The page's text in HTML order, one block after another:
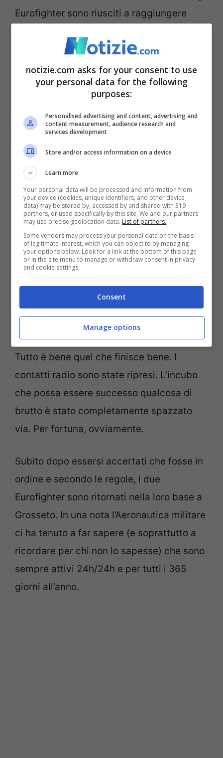
Eurofighter sono riusciti a raggiungere
identification (per chi non ne fosse a
conoscenza di una identità visiva) è stato
comunicato che non c’erano condizioni di
emergenza e nemmeno minacce per la
sicurezza.
Aereo disperso, arrivano
buone notizie
Tutto è bene quel che finisce bene. I
contatti radio sono state ripresi. L’incubo
che possa essere successo qualcosa di
brutto è stato completamente spazzato
via. Per fortuna, ovviamente.
Subito dopo essersi accertati che fosse in
ordine e secondo le regole, i due
Eurofighter sono ritornati nella loro base a
Grosseto. In una nota l’Aeronautica militare
ci ha tenuto a far sapere (e soprattutto a
ricordare per chi non lo sapesse) che sono
sempre attivi 24h/24h e per tutti i 365
giorni all’anno.
notizie.com asks for your consent to use
your personal data for the following
purposes:
Personalised advertising and content, advertising and
content measurement, audience research and
services development
Store and/or access information on a device
Learn more
Your personal data will be processed and information from
your device (cookies, unique identifiers, and other device
data) may be stored by, accessed by and shared with 319
partners, or used specifically by this site. We and our partners
may use precise geolocation data. List of partners.
Some vendors may process your personal data on the basis
of legitimate interest, which you can object to by managing
your options below. Look for a link at the bottom of this page
or in the site menu to manage or withdraw consent in privacy
and cookie settings.
Consent
Manage options